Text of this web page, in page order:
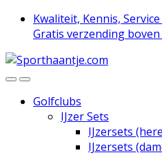
Skip
Skip Kwaliteit, Kennis,
Gratis verzending boven
Golfclubs
IJzer Sets
IJzersets
IJzersets